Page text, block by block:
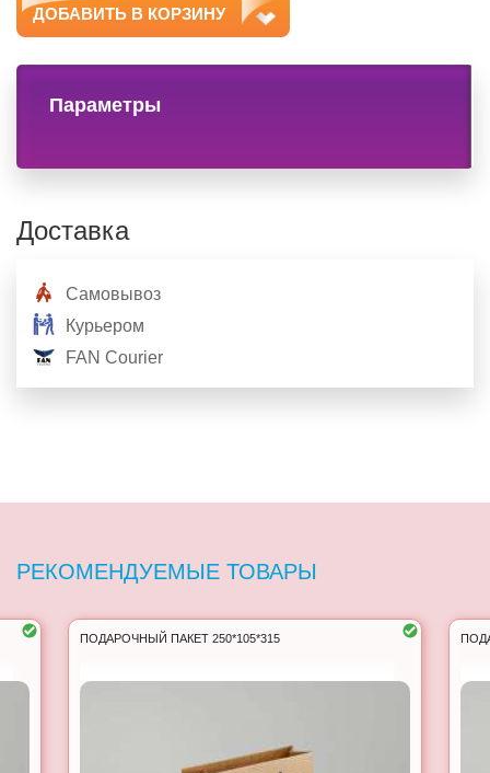
ДОБАВИТЬ В КОРЗИНУ
Параметры
Доставка
Самовывоз
Курьером
FAN Courier
РЕКОМЕНДУЕМЫЕ ТОВАРЫ
ПОДАРОЧНЫЙ ПАКЕТ 250*105*315